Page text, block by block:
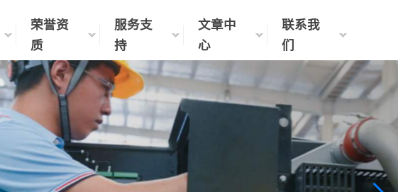
荣誉资
质
服务支
持
文章中
心
联系我
们